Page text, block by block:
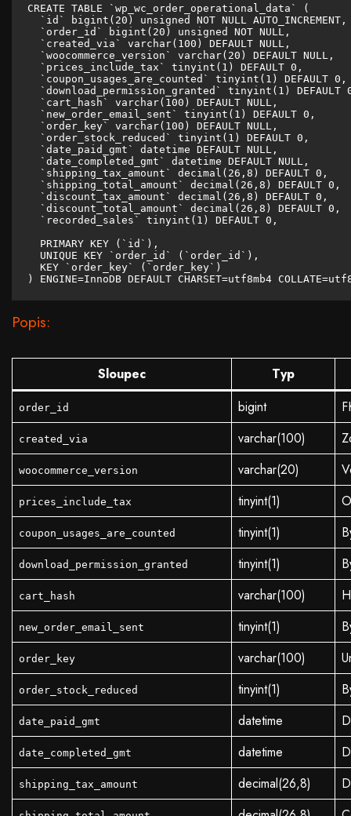
CREATE TABLE `wp_wc_order_operational_data` (
  `id` bigint(20) unsigned NOT NULL AUTO_INCREMENT,
  `order_id` bigint(20) unsigned NOT NULL,
  `created_via` varchar(100) DEFAULT NULL,
  `woocommerce_version` varchar(20) DEFAULT NULL,
  `prices_include_tax` tinyint(1) DEFAULT 0,
  `coupon_usages_are_counted` tinyint(1) DEFAULT 0,
`download_permission_granted` tinyint(1) DEFAULT
  `cart_hash` varchar(100) DEFAULT NULL,
  `new_order_email_sent` tinyint(1) DEFAULT 0,
  `order_key` varchar(100) DEFAULT NULL,
  `order_stock_reduced` tinyint(1) DEFAULT 0,
  `date_paid_gmt` datetime DEFAULT NULL,
  `date_completed_gmt` datetime DEFAULT NULL,
  `shipping_tax_amount` decimal(26,8) DEFAULT 0,
  `shipping_total_amount` decimal(26,8) DEFAULT 0,
  `discount_tax_amount` decimal(26,8) DEFAULT 0,
  `discount_total_amount` decimal(26,8) DEFAULT 0,
  `recorded_sales` tinyint(1) DEFAULT 0,
  PRIMARY KEY (`id`),
  UNIQUE KEY `order_id` (`order_id`),
  KEY `order_key` (`order_key`)
) ENGINE=InnoDB DEFAULT CHARSET=utf8mb4
Popis:
Sloupec Typ
order_id bigint
created_via varchar(100)
woocommerce_version varchar(20)
prices_include_tax tinyint(1)
coupon_usages_are_counted tinyint(1)
download_permission_granted tinyint(1)
cart_hash varchar(100)
new_order_email_sent tinyint(1)
order_key varchar(100)
order_stock_reduced tinyint(1)
date_paid_gmt datetime
date_completed_gmt datetime
shipping_tax_amount decimal(26,8)